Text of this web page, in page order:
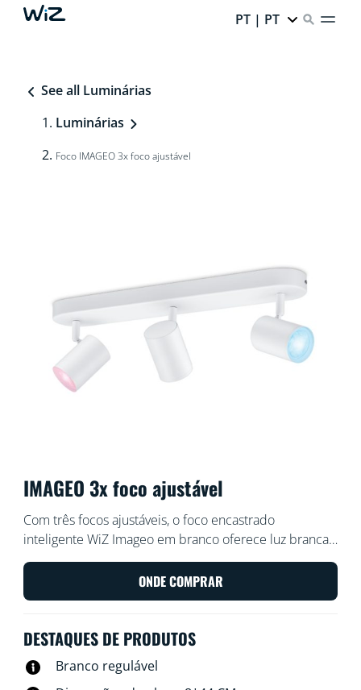
PT | PT
See all Luminárias
Luminárias
Foco IMAGEO 3x foco ajustável
IMAGEO 3x foco ajustável
Com três focos ajustáveis, o foco encastrado
inteligente WiZ Imageo em branco oferece luz branca
quente ou fria para qualquer divisão. Utilize-o com o
Wi-Fi existente para controlar através da aplicação WiZ
ou com a sua voz.
ONDE COMPRAR
DESTAQUES DE PRODUTOS
Branco regulável